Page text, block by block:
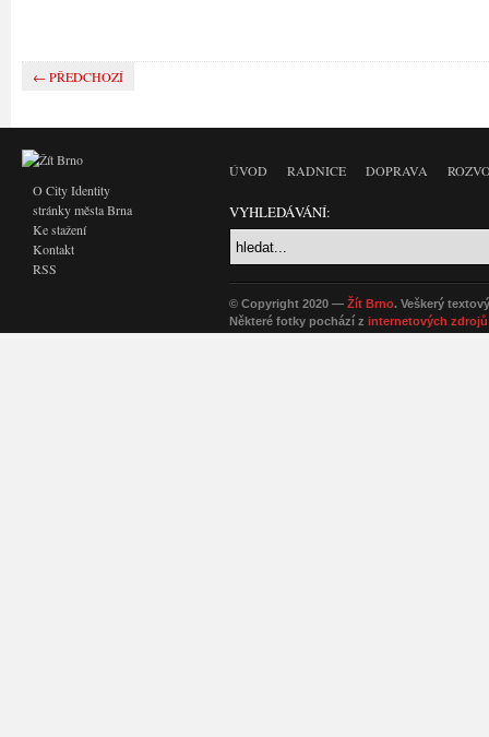
← PŘEDCHOZÍ
O City Identity
stránky města Brna
Ke stažení
Kontakt
RSS
ÚVOD RADNICE DOPRAVA
VYHLEDÁVÁNÍ:
© Copyright 2020 — Žít Brno. Veškerý
Některé fotky pochází z internetových